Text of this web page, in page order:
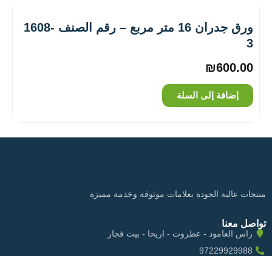
ورق جدران 16 متر مربع – رقم الصنف ‎1608-
3
₪600.00
إضافة إلى السلة
منتجات عالية الجودة بعلامات موثوقة وخدمة مميزة
تواصل معنا
راس العامود - عطروت - اريحا - بيت فجار
97229929988